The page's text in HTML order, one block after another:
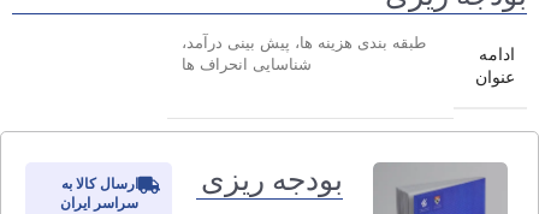
ادامه
عنوان
طبقه بندی هزینه ها، پیش بینی درآمد،
شناسایی انحراف ها
بودجه ریزی
ارسال کالا به
سراسر ایران